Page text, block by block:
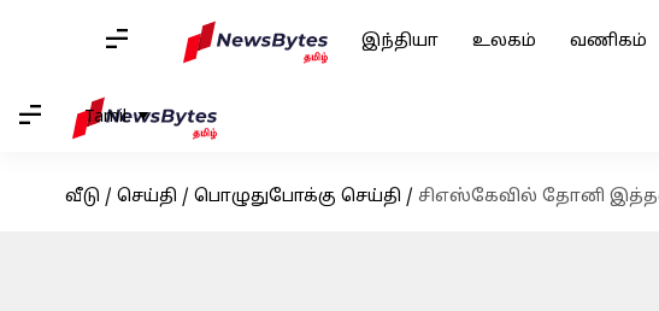
இந்தியா உலகம் வணிகம்
Tamil
வீடு / செய்தி / பொழுதுபோக்கு செய்தி / சிஎஸ்கேவில் தோனி